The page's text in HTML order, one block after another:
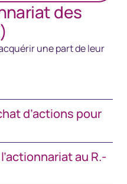
des
une part de leur
d’actions pour
au R.-